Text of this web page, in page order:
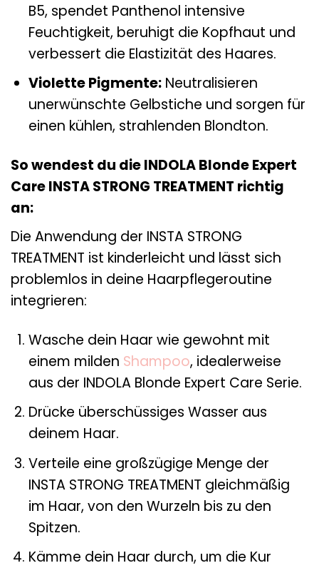
B5, spendet Panthenol intensive
Feuchtigkeit, beruhigt die Kopfhaut und
verbessert die Elastizität des Haares.
Violette Pigmente:Neutralisieren
unerwünschte Gelbstiche und sorgen für
einen kühlen, strahlenden Blondton.
So wendest du die INDOLA Blonde Expert
Care INSTA STRONG TREATMENT richtig
an:
Die Anwendung der INSTA STRONG
TREATMENT ist kinderleicht und lässt sich
problemlos in deine Haarpflegeroutine
integrieren:
Wasche dein Haar wie gewohnt mit
einem milden Shampoo, idealerweise
aus der INDOLA Blonde Expert Care Serie.
Drücke überschüssiges Wasser aus
deinem Haar.
Verteile eine großzügige Menge der
INSTA STRONG TREATMENT gleichmäßig
im Haar, von den Wurzeln bis zu den
Spitzen.
Kämme dein Haar durch, um die Kur